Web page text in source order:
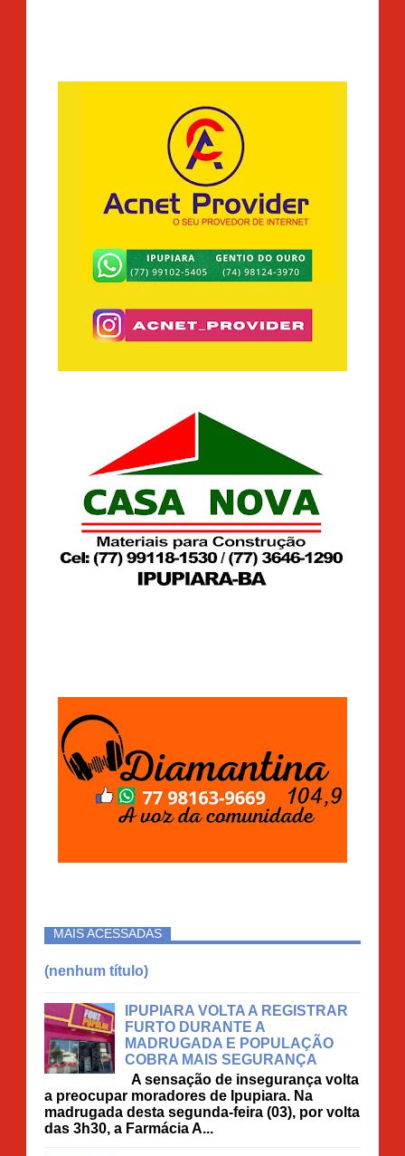
MAIS ACESSADAS
(nenhum título)
IPUPIARA VOLTA A REGISTRAR
FURTO DURANTE A
MADRUGADA E POPULAÇÃO
COBRA MAIS SEGURANÇA
A sensação de insegurança volta
a preocupar moradores de Ipupiara. Na
madrugada desta segunda-feira (03), por volta
das 3h30, a Farmácia A...